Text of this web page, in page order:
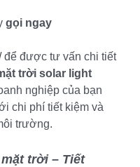
gọi ngay
để được tư vấn chi tiết
trời solar light
nghiệp của bạn
chi phí tiết kiệm và
trường.
trời – Tiết